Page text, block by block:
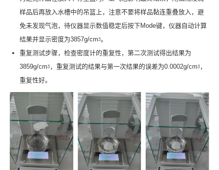
样品后再放入水槽中的吊篮上，注意不要将样品黏连重叠放入，避
免未发现气泡，待仪器显示数值稳定后按下Mode键，仪器自动计算
结果并显示密度为3857g/cmᶾ。
重复测试步骤，检查密度计的重复性，第二次测试得出结果为
3859g/cmᶾ，重复测试的结果与第一次结果的误差为0.0002g/cmᶾ，
重复性好。